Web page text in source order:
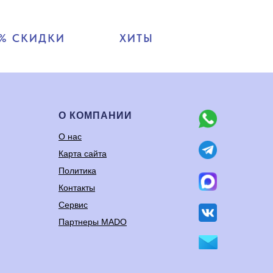
СКИДКИ ХИТЫ
О КОМПАНИИ
О нас
Карта сайта
Политика
Контакты
Сервис
Партнеры MADO